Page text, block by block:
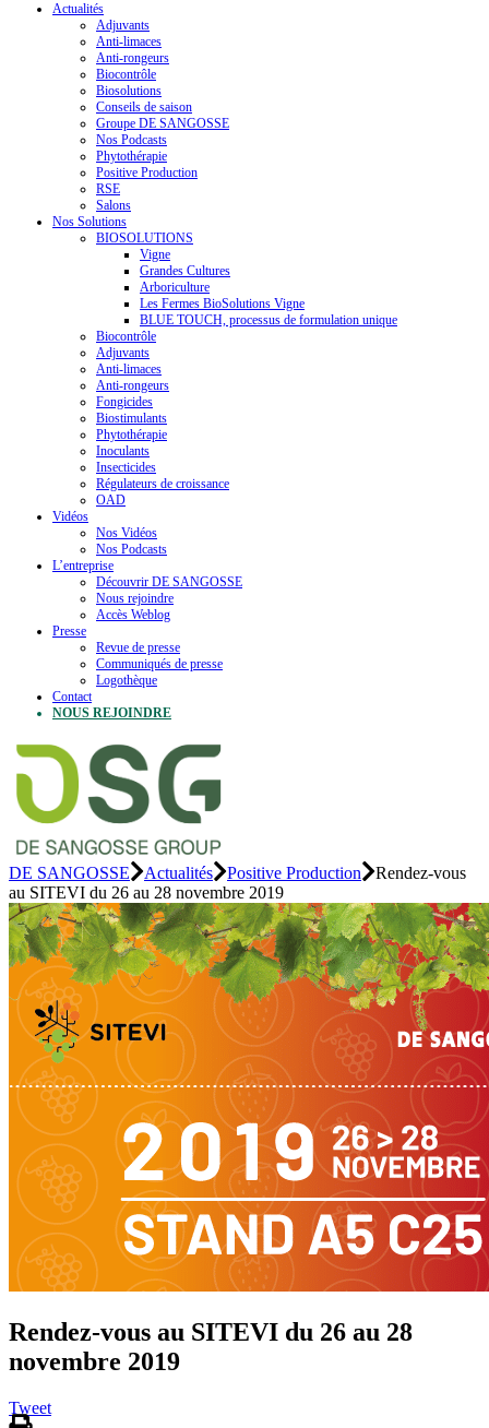
Actualités
Adjuvants
Anti-limaces
Anti-rongeurs
Biocontrôle
Biosolutions
Conseils de saison
Groupe DE SANGOSSE
Nos Podcasts
Phytothérapie
Positive Production
RSE
Salons
Nos Solutions
BIOSOLUTIONS
Vigne
Grandes Cultures
Arboriculture
Les Fermes BioSolutions Vigne
BLUE TOUCH, processus de formulation unique
Biocontrôle
Adjuvants
Anti-limaces
Anti-rongeurs
Fongicides
Biostimulants
Phytothérapie
Inoculants
Insecticides
Régulateurs de croissance
OAD
Vidéos
Nos Vidéos
Nos Podcasts
L’entreprise
Découvrir DE SANGOSSE
Nous rejoindre
Accès Weblog
Presse
Revue de presse
Communiqués de presse
Logothèque
Contact
NOUS REJOINDRE
DE SANGOSSE Actualités Positive Production
Rendez-vous
au SITEVI du 26 au 28 novembre 2019
Rendez-vous au SITEVI du 26 au 28
novembre 2019
Tweet